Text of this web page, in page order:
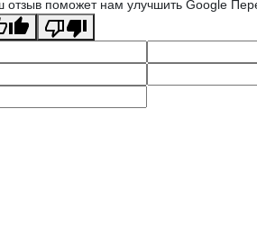
отзыв поможет нам улучшить Google